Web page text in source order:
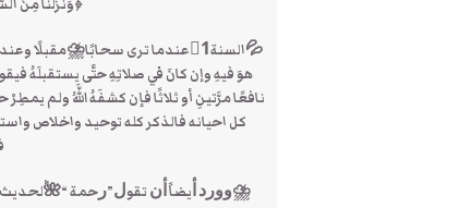
﴿وَنَزَّلْنَا مِنَ
💦السنة1⃣عندما ترى
هوَ فيهِ وإن كانَ في صلاتِهِ حتَّى يستقبلَهُ
كل احيانه فالذكر كله توحيد واخلاص
⛈ﻭﻭﺭﺩ ﺃﻳﻀﺎً ﺃﻥ ﺗﻘﻮﻝ”ﺭﺣﻤﺔ